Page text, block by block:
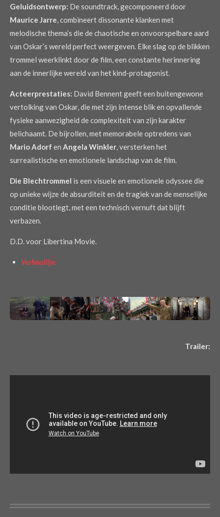
Geluidsontwerp: De soundtrack, gecomponeerd door
Maurice Jarre , combineert dissonante klanken met
melodische thema’s die de chaotische en onvoorspelbare aard
van Oskar’s wereld perfect weergeven. Elke slag op de blikken
trommel weerklinkt door de film, een constante herinnering
aan de innerlijke wereld van het kind-protagonist.
Acteerprestaties: David Bennent geeft een buitengewone
vertolking van Oskar, die met zijn intense blik en opvallende
fysieke aanwezigheid de complexiteit van zijn karakter
belichaamt. De bijrollen, met memorabele optredens van
Mario Adorf en Angela Winkler , versterken het
surrealistische en emotionele landschap van de film.
Die Blechtrommel is een visuele en emotionele odyssee die
op unieke wijze de absurditeit en de tragiek van de menselijke
conditie blootlegt, met een technisch vernuft dat blijft
verbazen.
D.D. voor Libertina Movie.
Verhaallijn:
Trailer: